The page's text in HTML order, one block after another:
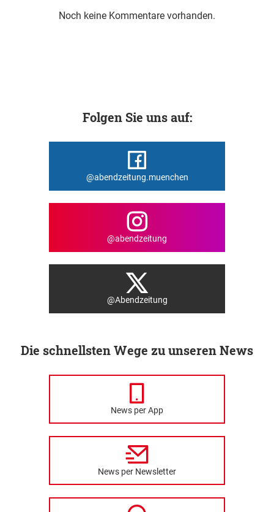
Noch keine Kommentare vorhanden.
Folgen Sie uns auf:
@abendzeitung.muenchen
@abendzeitung
@Abendzeitung
Die schnellsten Wege zu unseren News
News per App
News per Newsletter